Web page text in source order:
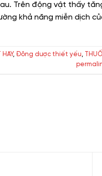
Trên động vật thấy
khả năng miễn dịch
HAY, Đông dược thiết yếu,